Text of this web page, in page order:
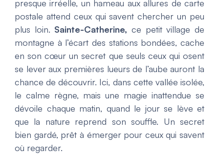
presque irréelle, un hameau aux allures de carte
postale attend ceux qui savent chercher un peu
plus loin. Sainte-Catherine, ce petit village de
montagne à l’écart des stations bondées, cache
en son cœur un secret que seuls ceux qui osent
se lever aux premières lueurs de l’aube auront la
chance de découvrir. Ici, dans cette vallée isolée,
le calme règne, mais une magie inattendue se
dévoile chaque matin, quand le jour se lève et
que la nature reprend son souffle. Un secret
bien gardé, prêt à émerger pour ceux qui savent
où regarder.